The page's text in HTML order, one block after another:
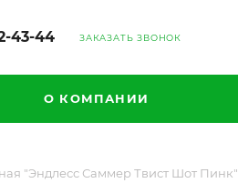
43-44 ЗАКАЗАТЬ ЗВОНОК
О КОМПАНИИ
"Эндлесс Саммер Твист Шот Пинк"